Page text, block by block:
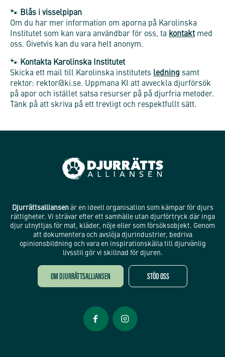
🐾 Blås i visselpipan
Om du har mer information om aporna på Karolinska
Institutet som kan vara användbar för oss, ta kontakt med
oss. Givetvis kan du vara helt anonym.
🐾 Kontakta Karolinska Institutet
Skicka ett mail till Karolinska institutets ledning samt
rektor: rektor@ki.se. Uppmana KI att avveckla djurförsök
på apor och istället satsa resurser på på djurfria metoder.
Tänk på att skriva på ett trevligt och respektfullt sätt.
Djurrättsalliansenär en ideell organisation som kämpar för djurs
rättigheter. Vi strävar efter ett samhälle utan djurförtryck där inga
djur utnyttjas för mat, kläder, nöje eller som försöksobjekt. Genom
att dokumentera och avslöja djurindustrier, bedriva
opinionsbildning och vara en inspirationskälla till djurvänlig
livsstil gör vi skillnad för djuren.
OM DJURRÄTTSALLIANSEN STÖD OSS
Öppnas i nytt fönster